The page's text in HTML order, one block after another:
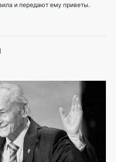
и передают ему приветы.